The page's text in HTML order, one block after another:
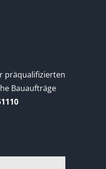
präqualifizierten
Bauaufträge